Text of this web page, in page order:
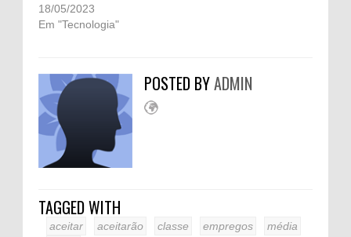
18/05/2023
Em "Tecnologia"
POSTED BYADMIN
TAGGED WITH
aceitar aceitarão classe empregos
média